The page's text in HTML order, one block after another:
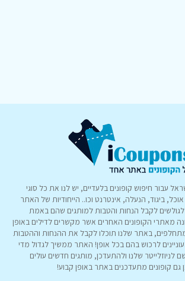
עבור חיפוש קופונים בלעדיים, יש לנו את כל סוגי
ביגוד, הנעלה, אינטרנט וכו.. הייחודיות של האתר
לגולשים לקבל הנחות והטבות למותגים שהם באמת
מאתרי הקופונים האחרים אשר מקשרים לדילים באופן
מתחלפים, באתר שלנו תוכלו לקבל את ההנחות וההטבות
לרכוש בהם בכל אופן! האתר ממשיך לגדול מדי
לניוזלייטר שלנו ולהתעדכן, מותגים חדשים עולים
גם קופונים מתעדכנים באתר באופן קבוע!